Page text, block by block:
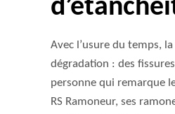
Avec l’usure du temps,
dégradation : des
personne qui remarque
RS Ramoneur, ses